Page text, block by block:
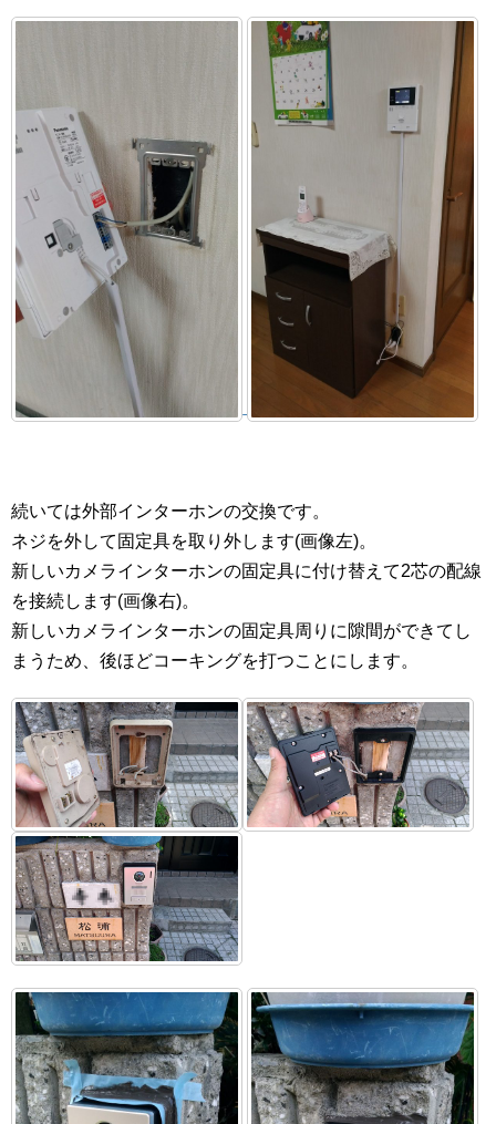
続いては外部インターホンの交換です。
ネジを外して固定具を取り外します(画像左)。
新しいカメラインターホンの固定具に付け替えて2芯の配線
を接続します(画像右)。
新しいカメラインターホンの固定具周りに隙間ができてし
まうため、後ほどコーキングを打つことにします。